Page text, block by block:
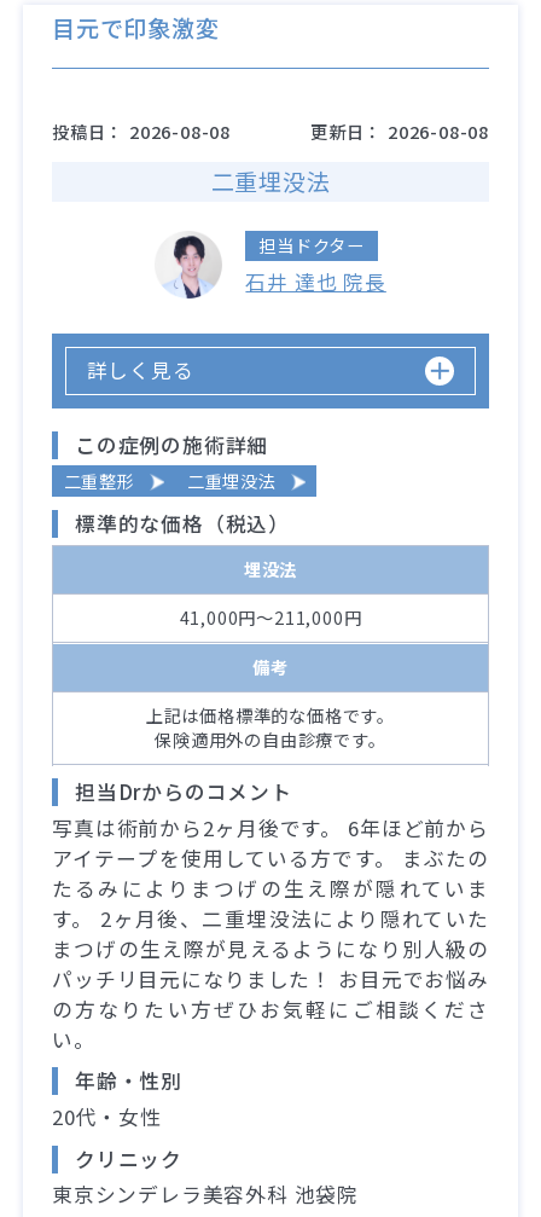
目元で印象激変
投稿日： 2026-08-08 更新日： 2026-08-08
二重埋没法
担当ドクター
石井 達也 院長
詳しく見る
この症例の施術詳細
二重整形 二重埋没法
標準的な価格（税込）
埋没法
41,000円～211,000円
備考
上記は価格標準的な価格です。
保険適用外の自由診療です。
担当Drからのコメント
写真は術前から2ヶ月後です。 6年ほど前から
アイテープを使用している方です。 まぶたの
たるみによりまつげの生え際が隠れていま
す。 2ヶ月後、二重埋没法により隠れていた
まつげの生え際が見えるようになり別人級の
パッチリ目元になりました！ お目元でお悩み
の方なりたい方ぜひお気軽にご相談くださ
い。
年齢・性別
20代・女性
クリニック
東京シンデレラ美容外科 池袋院